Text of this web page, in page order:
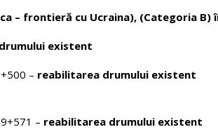
– frontieră cu Ucraina), (Categoria
drumului existent
– reabilitarea drumului existent
– reabilitarea drumului existent